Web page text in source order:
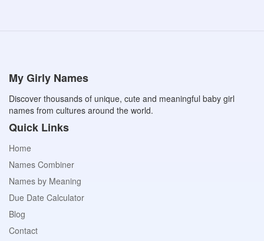
My Girly Names
Discover thousands of unique, cute and meaningful baby girl
names from cultures around the world.
Quick Links
Home
Names Combiner
Names by Meaning
Due Date Calculator
Blog
Contact